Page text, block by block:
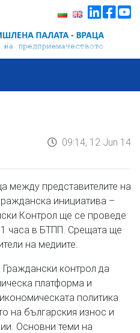
09:14, 12 Jun 14
между представителите на
инициатива –
Контрол ще се проведе
часа в БТПП. Срещата ще
на медиите.
контрол да
платформа и
политика
на българския износ и
Основни теми на